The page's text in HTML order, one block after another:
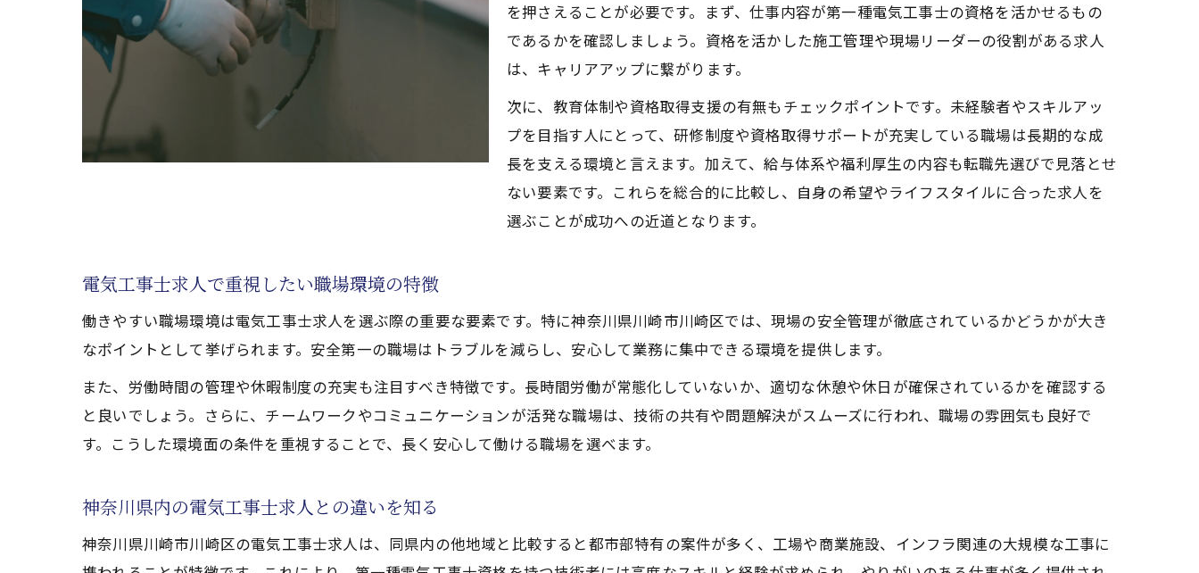
電気工事士求人で注目の福利厚生ポイントとは
働きやすい電気工事職場の選び方を徹底解説
福利厚生充実の電気工事士求人で実現するQOL
神奈川県の電気工事求人に多い福利厚生例
キャリアアップを叶える電気工事士求人の探し方
電気工事でキャリアアップを目指すポイント
成長企業の電気工事士求人で広がる可能性
電気工事士求人で実現する長期的なキャリア形成
川崎区で電気工事の理想の職場に出会う方法
自分に合う電気工事求人の見極め方を伝授
理想の電気工事職場を選ぶチェックポイント
川崎区で長く働ける電気工事士求人の特徴
を押さえることが必要です。まず、仕事内容が第一種電気工事士の資格を活かせるもの
であるかを確認しましょう。資格を活かした施工管理や現場リーダーの役割がある求人
は、キャリアアップに繋がります。
次に、教育体制や資格取得支援の有無もチェックポイントです。未経験者やスキルアッ
プを目指す人にとって、研修制度や資格取得サポートが充実している職場は長期的な成
長を支える環境と言えます。加えて、給与体系や福利厚生の内容も転職先選びで見落とせ
ない要素です。これらを総合的に比較し、自身の希望やライフスタイルに合った求人を
選ぶことが成功への近道となります。
電気工事士求人で重視したい職場環境の特徴
働きやすい職場環境は電気工事士求人を選ぶ際の重要な要素です。特に神奈川県川崎市川崎区では、現場の安全管理が徹底されているかどうかが大き
なポイントとして挙げられます。安全第一の職場はトラブルを減らし、安心して業務に集中できる環境を提供します。
また、労働時間の管理や休暇制度の充実も注目すべき特徴です。長時間労働が常態化していないか、適切な休憩や休日が確保されているかを確認する
と良いでしょう。さらに、チームワークやコミュニケーションが活発な職場は、技術の共有や問題解決がスムーズに行われ、職場の雰囲気も良好で
す。こうした環境面の条件を重視することで、長く安心して働ける職場を選べます。
神奈川県内の電気工事士求人との違いを知る
神奈川県川崎市川崎区の電気工事士求人は、同県内の他地域と比較すると都市部特有の案件が多く、工場や商業施設、インフラ関連の大規模な工事に